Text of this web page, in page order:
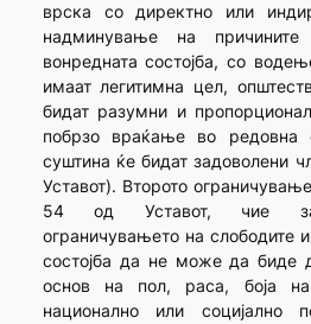
врска со директно или
надминување на
вонредната состојба, со
имаат легитимна цел,
бидат разумни и
побрзо враќање во редовна
суштина ќе бидат задоволени
Уставот). Второто
54 од Уставот, чие
ограничувањето на слободите
состојба да не може да биде
основ на пол, раса, боја
национално или социјално